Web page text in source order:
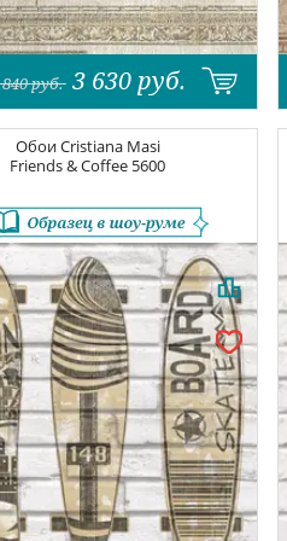
руб. 3 630 руб.
ОбоиCristiana Masi
Friends & Coffee 5600